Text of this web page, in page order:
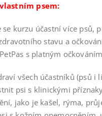
psem:
kurzu účastní více psů,
stavu a
s platným
všech účastníků (psů i
psi s klinickými
jako je kašel, rýma,